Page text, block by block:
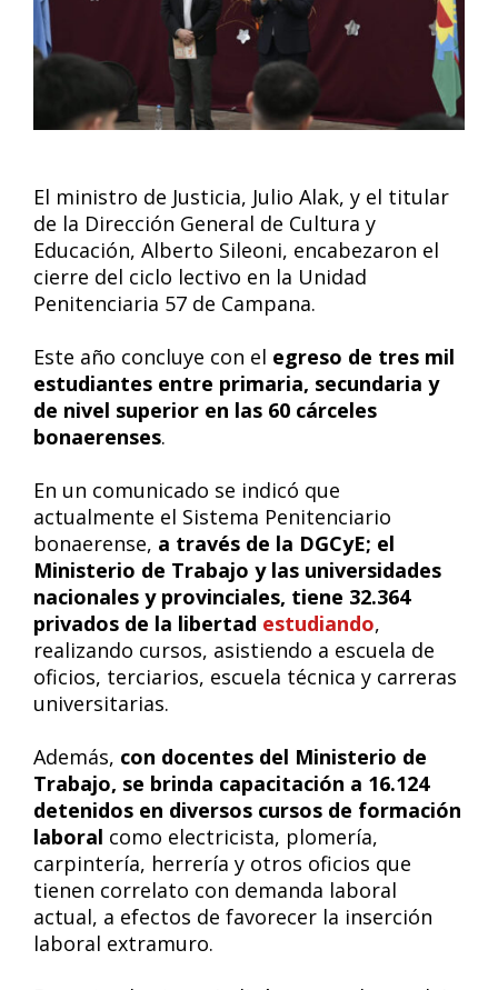
El ministro de Justicia, Julio Alak, y el titular
de la Dirección General de Cultura y
Educación, Alberto Sileoni, encabezaron el
cierre del ciclo lectivo en la Unidad
Penitenciaria 57 de Campana.
Este año concluye con el egreso de tres mil
estudiantes entre primaria, secundaria y
de nivel superior en las 60 cárceles
bonaerenses.
En un comunicado se indicó que
actualmente el Sistema Penitenciario
bonaerense, a través de la DGCyE; el
Ministerio de Trabajo y las universidades
nacionales y provinciales, tiene 32.364
privados de la libertad estudiando,
realizando cursos, asistiendo a escuela de
oficios, terciarios, escuela técnica y carreras
universitarias.
Además, con docentes del Ministerio de
Trabajo, se brinda capacitación a 16.124
detenidos en diversos cursos de formación
laboral como electricista, plomería,
carpintería, herrería y otros oficios que
tienen correlato con demanda laboral
actual, a efectos de favorecer la inserción
laboral extramuro.